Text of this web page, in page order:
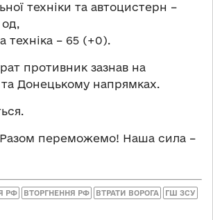
техніки та автоцистерн –
техніка – 65 (+0).
противник зазнав на
та Донецькому напрямках.
переможемо! Наша сила –
РФ ВТОРГНЕННЯ РФ ВТРАТИ ВОРОГА ГШ ЗСУ